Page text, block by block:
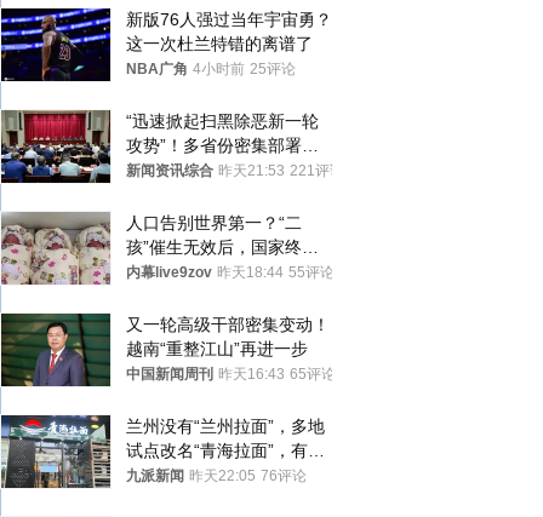
新版76人强过当年宇宙勇？
这一次杜兰特错的离谱了
NBA广角 4小时前 25评论
“迅速掀起扫黑除恶新一轮
攻势”！多省份密集部署，
公布举报方式
新闻资讯综合 昨天21:53 221评论
人口告别世界第一？“二
孩”催生无效后，国家终于
向住房出手了！
内幕live9zov 昨天18:44 55评论
又一轮高级干部密集变动！
越南“重整江山”再进一步
中国新闻周刊 昨天16:43 65评论
兰州没有“兰州拉面”，多地
试点改名“青海拉面”，有商
家改名已两年
九派新闻 昨天22:05 76评论